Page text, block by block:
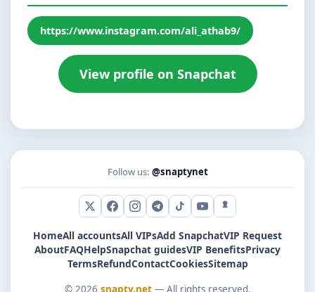
https://www.instagram.com/ali_athab9/
View profile on Snapchat
Follow us: @snaptynet
X (Twitter)
Facebook
Instagram
Telegram
TikTokYouTubeSnapchat
HomeAll accountsAll VIPsAdd SnapchatVIP Request
AboutFAQHelpSnapchat guidesVIP BenefitsPrivacy
TermsRefundContactCookiesSitemap